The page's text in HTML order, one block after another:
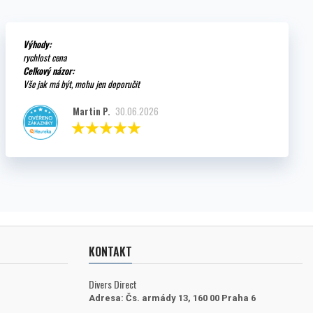
Výhody:
rychlost cena
Celkový názor:
Vše jak má být, mohu jen doporučit
Martin P. 30.06.2026
KONTAKT
Divers Direct
Adresa: Čs. armády 13, 160 00 Praha 6